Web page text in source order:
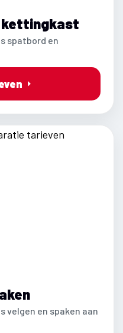
kettingkast
spatbord en
velgen en spaken aan